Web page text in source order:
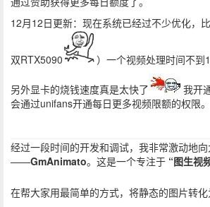
12月12日更新：现在系统已经过不少优化，
双RTX5090 ）一个视频处理时间不到1
另外显卡的烧钱速度真是太快了 我开
会通过unifans开通每日更多视频限额的权限。
经过一段时间的开发和调试，我非常激动地
——GmAnimato。这是一个专注于 “图生视
在帮大家用最简单的方式，将静态的图片转化